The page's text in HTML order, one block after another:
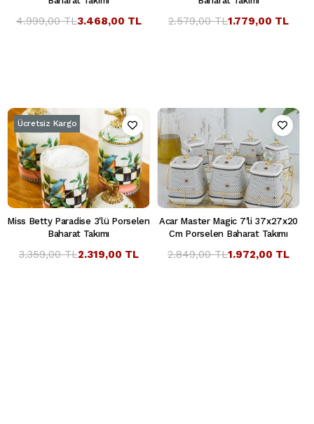
3.468,00 TL
4.999,00 TL 1.779,00 TL
2.579,00 TL
Miss Betty Paradise 3'lü Porselen
Baharat Takımı
2.319,00 TL
3.359,00 TL
Ücretsiz Kargo
Acar Master Magic 7'li 37x27x20
Cm Porselen Baharat Takımı
1.972,00 TL
2.849,00 TL